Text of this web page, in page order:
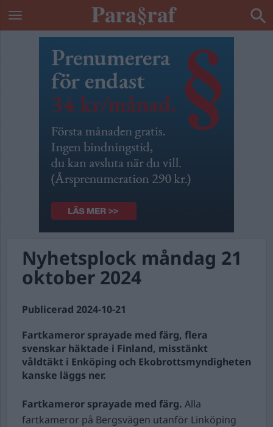
Nyhetsplock måndag 21
oktober 2024
Publicerad 2024-10-21
Fartkameror sprayade med färg, flera
svenskar häktade i Finland, misstänkt
våldtäkt i Enköping och Ekobrottsmyndigheten
kanske läggs ner.
Fartkameror sprayade med färg. Alla
fartkameror på Bergsvägen utanför Linköping